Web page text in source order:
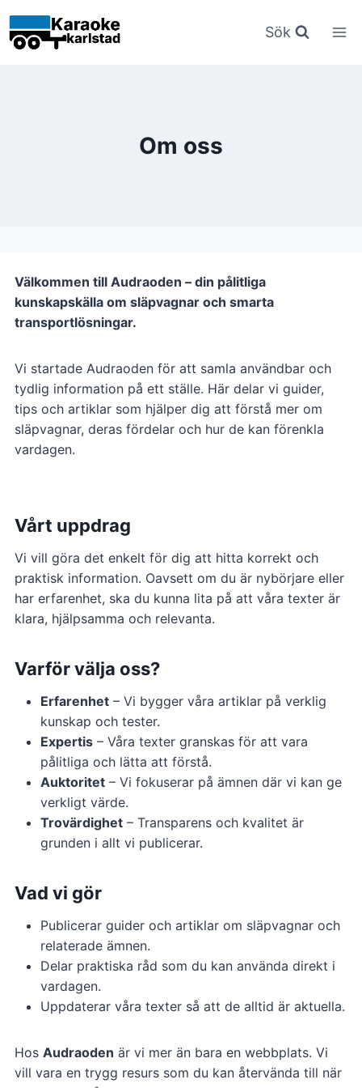
till
innehåll
Sök
Om oss
Välkommen till Audraoden – din pålitliga
kunskapskälla om släpvagnar och smarta
transportlösningar.
Vi startade Audraoden för att samla användbar och
tydlig information på ett ställe. Här delar vi guider,
tips och artiklar som hjälper dig att förstå mer om
släpvagnar, deras fördelar och hur de kan förenkla
vardagen.
Vårt uppdrag
Vi vill göra det enkelt för dig att hitta korrekt och
praktisk information. Oavsett om du är nybörjare eller
har erfarenhet, ska du kunna lita på att våra texter är
klara, hjälpsamma och relevanta.
Varför välja oss?
Erfarenhet– Vi bygger våra artiklar på verklig
kunskap och tester.
Expertis– Våra texter granskas för att vara
pålitliga och lätta att förstå.
Auktoritet– Vi fokuserar på ämnen där vi kan ge
verkligt värde.
Trovärdighet– Transparens och kvalitet är
grunden i allt vi publicerar.
Vad vi gör
Publicerar guider och artiklar om släpvagnar och
relaterade ämnen.
Delar praktiska råd som du kan använda direkt i
vardagen.
Uppdaterar våra texter så att de alltid är aktuella.
Hos Audraoden är vi mer än bara en webbplats. Vi
vill vara en trygg resurs som du kan återvända till när